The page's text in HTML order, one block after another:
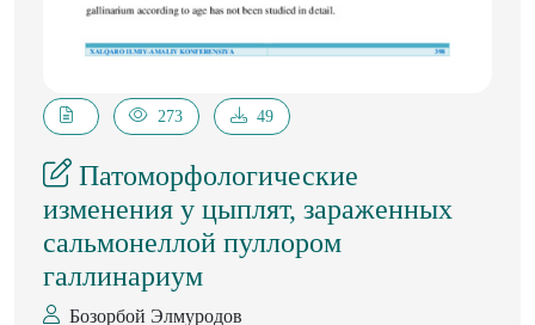
273 49
Патоморфологические
изменения у цыплят, зараженных
сальмонеллой пуллором
галлинариум
Бозорбой Элмуродов